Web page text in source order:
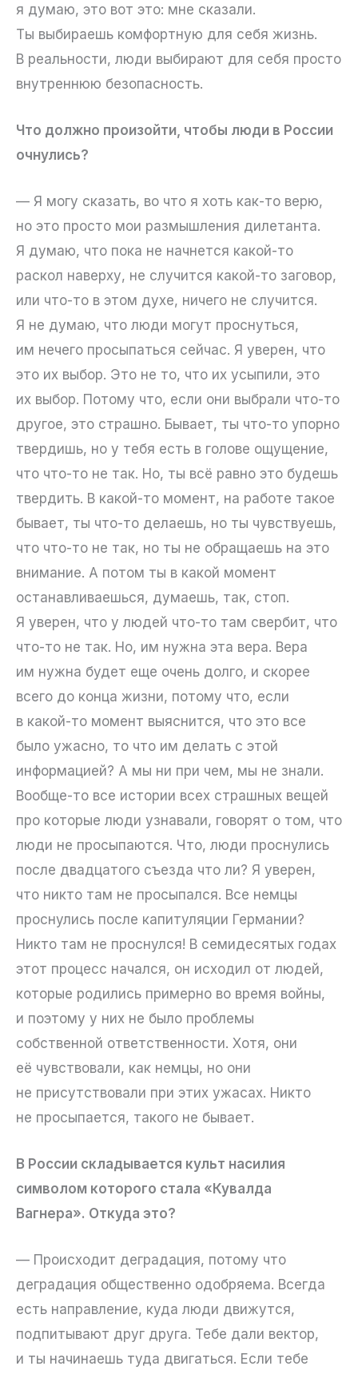
я думаю, это вот это: мне сказали.
Ты выбираешь комфортную для себя жизнь.
В реальности, люди выбирают для себя просто
внутреннюю безопасность.
Что должно произойти, чтобы люди в России
очнулись?
— Я могу сказать, во что я хоть как-то верю,
но это просто мои размышления дилетанта.
Я думаю, что пока не начнется какой-то
раскол наверху, не случится какой-то заговор,
или что-то в этом духе, ничего не случится.
Я не думаю, что люди могут проснуться,
им нечего просыпаться сейчас. Я уверен, что
это их выбор. Это не то, что их усыпили, это
их выбор. Потому что, если они выбрали что-то
другое, это страшно. Бывает, ты что-то упорно
твердишь, но у тебя есть в голове ощущение,
что что-то не так. Но, ты всё равно это будешь
твердить. В какой-то момент, на работе такое
бывает, ты что-то делаешь, но ты чувствуешь,
что что-то не так, но ты не обращаешь на это
внимание. А потом ты в какой момент
останавливаешься, думаешь, так, стоп.
Я уверен, что у людей что-то там свербит, что
что-то не так. Но, им нужна эта вера. Вера
им нужна будет еще очень долго, и скорее
всего до конца жизни, потому что, если
в какой-то момент выяснится, что это все
было ужасно, то что им делать с этой
информацией? А мы ни при чем, мы не знали.
Вообще-то все истории всех страшных вещей
про которые люди узнавали, говорят о том, что
люди не просыпаются. Что, люди проснулись
после двадцатого съезда что ли? Я уверен,
что никто там не просыпался. Все немцы
проснулись после капитуляции Германии?
Никто там не проснулся! В семидесятых годах
этот процесс начался, он исходил от людей,
которые родились примерно во время войны,
и поэтому у них не было проблемы
собственной ответственности. Хотя, они
её чувствовали, как немцы, но они
не присутствовали при этих ужасах. Никто
не просыпается, такого не бывает.
В России складывается культ насилия
символом которого стала «Кувалда
Вагнера». Откуда это?
— Происходит деградация, потому что
деградация общественно одобряема. Всегда
есть направление, куда люди движутся,
подпитывают друг друга. Тебе дали вектор,
и ты начинаешь туда двигаться. Если тебе